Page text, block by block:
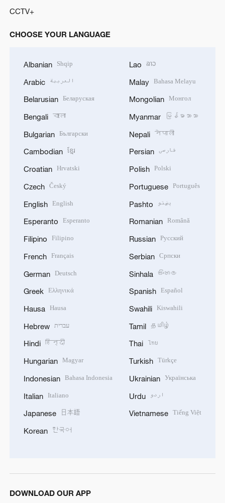
CCTV+
CHOOSE YOUR LANGUAGE
Albanian Shqip
Arabic العربية
Belarusian Беларуская
Bengali বাংলা
Bulgarian Български
Cambodian ខ្មែរ
Croatian Hrvatski
Czech Český
English English
Esperanto Esperanto
Filipino Filipino
French Français
German Deutsch
Greek Ελληνικά
Hausa Hausa
Hebrew עברית
Hindi हिन्दी
Hungarian Magyar
Indonesian Bahasa Indonesia
Italian Italiano
Japanese 日本語
Korean 한국어
Lao ລາວ
Malay Bahasa Melayu
Mongolian Монгол
Myanmar မြန်မာဘာသာ
Nepali नेपाली
Persian فارسی
Polish Polski
Portuguese Português
Pashto پښتو
Romanian Română
Russian Русский
Serbian Српски
Sinhala සිංහල
Spanish Español
Swahili Kiswahili
Tamil தமிழ்
Thai ไทย
Turkish Türkçe
Ukrainian Українська
Urdu اردو
Vietnamese Tiếng Việt
DOWNLOAD OUR APP